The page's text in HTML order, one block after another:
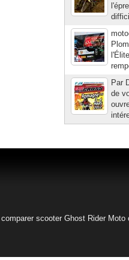
Par
de
comparer scooter Ghost Rider Moto